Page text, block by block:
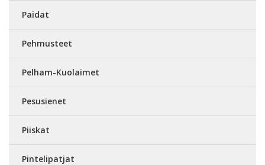
Paidat
Pehmusteet
Pelham-Kuolaimet
Pesusienet
Piiskat
Pintelipatjat